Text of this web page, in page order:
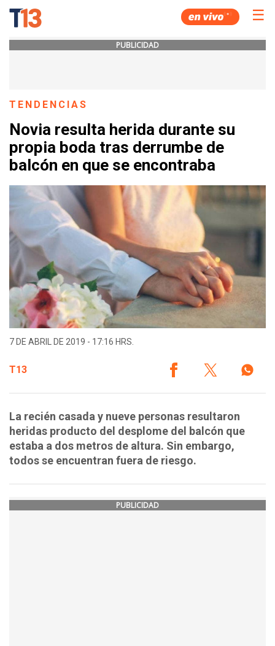
☰
PUBLICIDAD
TENDENCIAS
Novia resulta herida durante su
propia boda tras derrumbe de
balcón en que se encontraba
7 DE ABRIL DE 2019 - 17:16 HRS.
T13
La recién casada y nueve personas resultaron
heridas producto del desplome del balcón que
estaba a dos metros de altura. Sin embargo,
todos se encuentran fuera de riesgo.
PUBLICIDAD